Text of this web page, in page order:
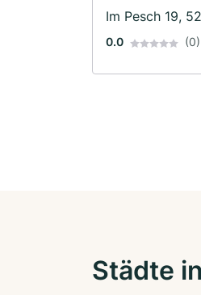
Im Pesch 19,
0.0 (0)
Städte